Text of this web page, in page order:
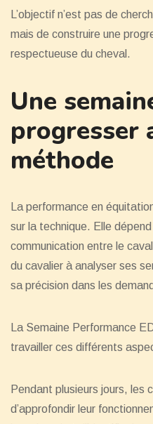
L’objectif n’est pas de
mais de construire une
respectueuse du cheval.
Une
progresser
méthode
La performance en
sur la technique. Elle
communication entre le
du cavalier à analyser ses
sa précision dans les
La Semaine Performance
travailler ces différents
Pendant plusieurs jours, les
d’approfondir leur